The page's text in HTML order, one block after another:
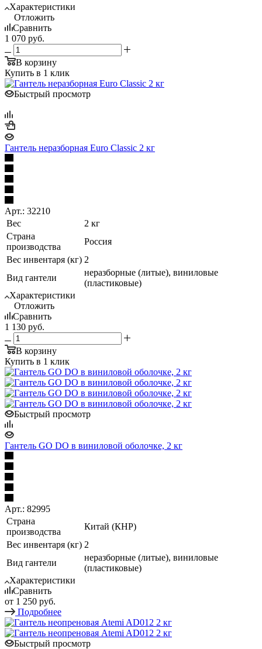
Характеристики
Отложить
Сравнить
1 070 руб.
В корзину
Купить в 1 клик
Быстрый просмотр
Гантель неразборная Euro Classic 2 кг
Арт.: 32210
Вес
2 кг
Страна
производства
Россия
Вес инвентаря (кг) 2
Вид гантели
неразборные (литые), виниловые
(пластиковые)
Характеристики
Отложить
Сравнить
1 130 руб.
В корзину
Купить в 1 клик
Быстрый просмотр
Гантель GO DO в виниловой оболочке, 2 кг
Арт.: 82995
Страна
производства
Китай (КНР)
Вес инвентаря (кг) 2
Вид гантели
неразборные (литые), виниловые
(пластиковые)
Характеристики
Сравнить
от 1 250 руб.
Подробнее
Быстрый просмотр